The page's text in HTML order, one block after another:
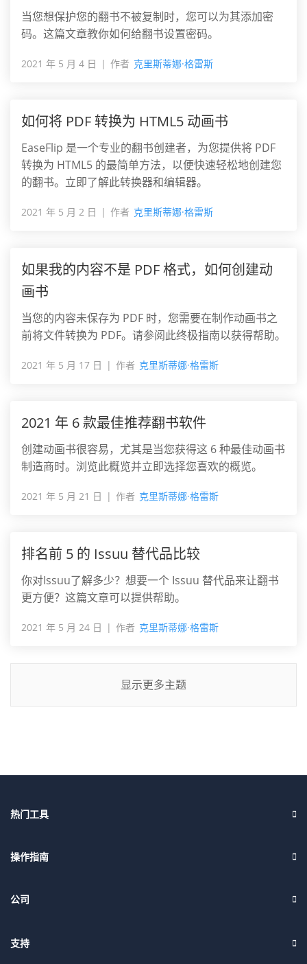
当您想保护您的翻书不被复制时，您可以为其添加密
码。这篇文章教你如何给翻书设置密码。
2021 年 5 月 4 日 作者 克里斯蒂娜·格雷斯
如何将 PDF 转换为 HTML5 动画书
EaseFlip 是一个专业的翻书创建者，为您提供将 PDF
转换为 HTML5 的最简单方法，以便快速轻松地创建您
的翻书。立即了解此转换器和编辑器。
2021 年 5 月 2 日 作者 克里斯蒂娜·格雷斯
如果我的内容不是 PDF 格式，如何创建动
画书
当您的内容未保存为 PDF 时，您需要在制作动画书之
前将文件转换为 PDF。请参阅此终极指南以获得帮助。
2021 年 5 月 17 日 作者 克里斯蒂娜·格雷斯
2021 年 6 款最佳推荐翻书软件
创建动画书很容易，尤其是当您获得这 6 种最佳动画书
制造商时。浏览此概览并立即选择您喜欢的概览。
2021 年 5 月 21 日 作者 克里斯蒂娜·格雷斯
排名前 5 的 Issuu 替代品比较
你对Issuu了解多少？想要一个 Issuu 替代品来让翻书
更方便？这篇文章可以提供帮助。
2021 年 5 月 24 日 作者 克里斯蒂娜·格雷斯
显示更多主题
热门工具
操作指南
公司
支持